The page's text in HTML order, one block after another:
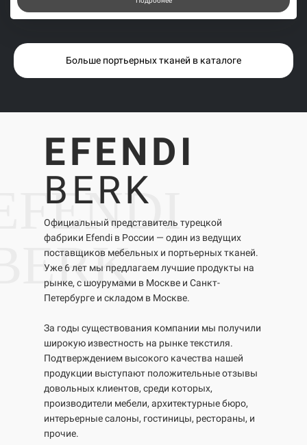
Больше портьерных тканей в каталоге
EFENDI
BERK
Официальный представитель турецкой
фабрики Efendi в России — один из ведущих
поставщиков мебельных и портьерных тканей.
Уже 6 лет мы предлагаем лучшие продукты на
рынке, с шоурумами в Москве и Санкт-
Петербурге и складом в Москве.
За годы существования компании мы получили
широкую известность на рынке текстиля.
Подтверждением высокого качества нашей
продукции выступают положительные отзывы
довольных клиентов, среди которых,
производители мебели, архитектурные бюро,
интерьерные салоны, гостиницы, рестораны, и
прочие.